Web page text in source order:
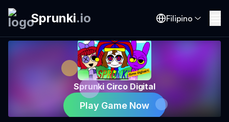
Sprunki.io Filipino
Sprunki Circo Digital
Play Game Now